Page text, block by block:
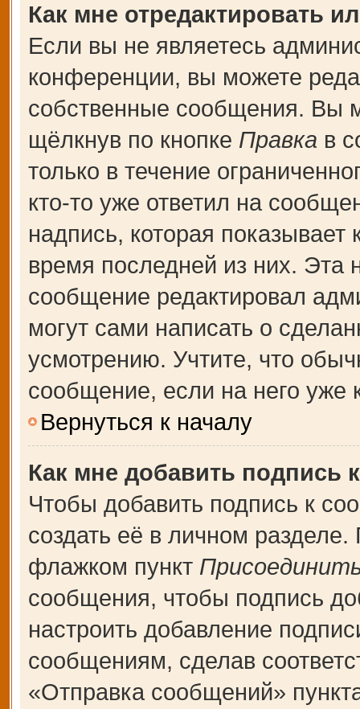
Как мне отредактировать
Если вы не являетесь
конференции, вы можете
собственные сообщения. Вы
щёлкнув по кнопке Правка в
только в течение
кто-то уже ответил на
надпись, которая показывает
время последней из них. Эта
сообщение редактировал
могут сами написать о
усмотрению. Учтите, что
сообщение, если на него уже
Вернуться к началу
Как мне добавить подпись
Чтобы добавить подпись к
создать её в личном
флажком пункт
сообщения, чтобы подпись
настроить добавление
сообщениям, сделав
«Отправка сообщений»